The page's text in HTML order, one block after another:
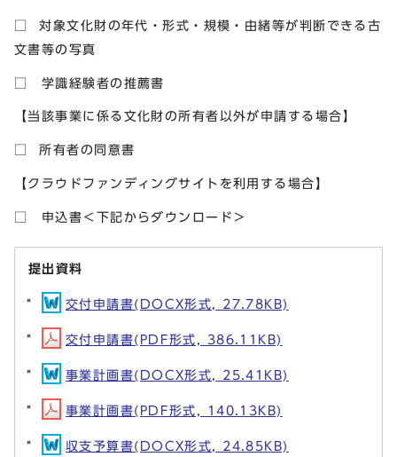
□ 対象文化財の年代・形式・規模・由緒等が判断できる古
文書等の写真
□ 学識経験者の推薦書
【当該事業に係る文化財の所有者以外が申請する場合】
□ 所有者の同意書
【クラウドファンディングサイトを利用する場合】
□ 申込書＜下記からダウンロード＞
提出資料
交付申請書(DOCX形式, 27.78KB)
交付申請書(PDF形式, 386.11KB)
事業計画書(DOCX形式, 25.41KB)
事業計画書(PDF形式, 140.13KB)
収支予算書(DOCX形式, 24.85KB)